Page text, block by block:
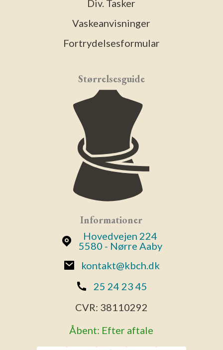
Div. Tasker
Vaskeanvisninger
Fortrydelsesformular
Størrelsesguide
Informationer
Hovedvejen 224
5580 - Nørre Aaby
kontakt@kbch.dk
25 24 23 45
CVR: 38110292
Åbent: Efter aftale